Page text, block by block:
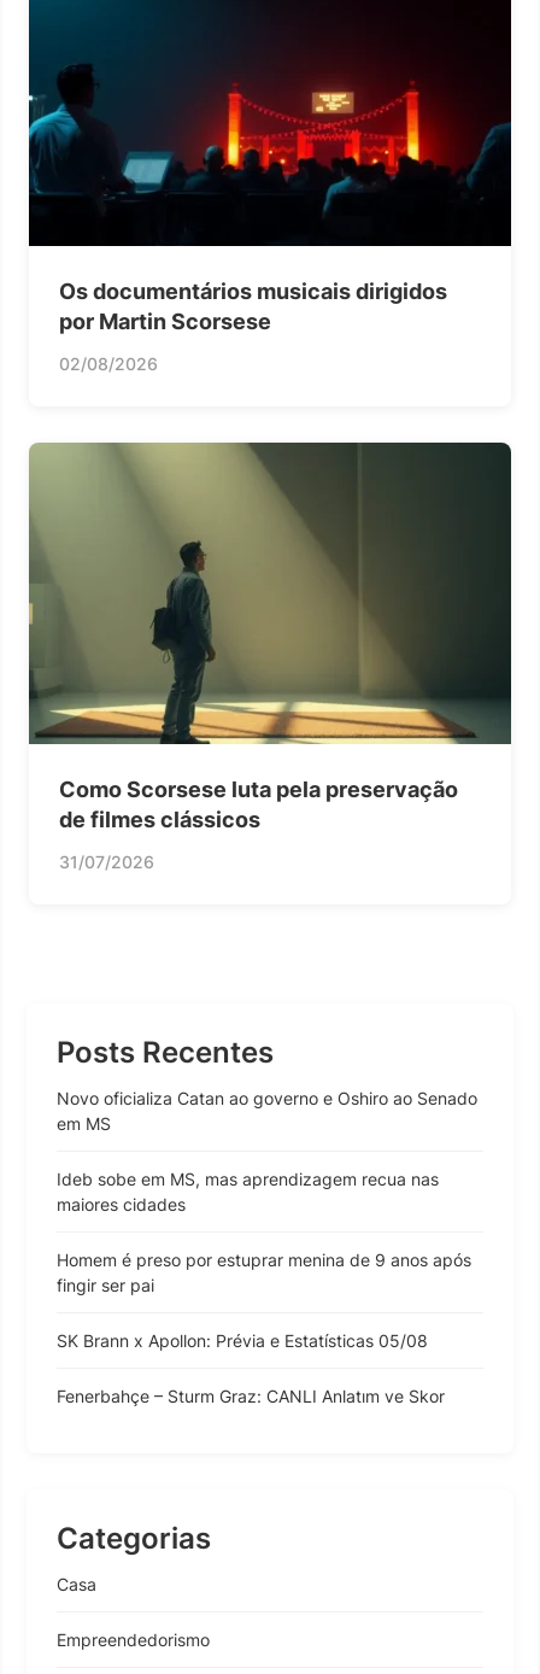
Os documentários musicais dirigidos
por Martin Scorsese
02/08/2026
Como Scorsese luta pela preservação
de filmes clássicos
31/07/2026
Posts Recentes
Novo oficializa Catan ao governo e Oshiro ao Senado
em MS
Ideb sobe em MS, mas aprendizagem recua nas
maiores cidades
Homem é preso por estuprar menina de 9 anos após
fingir ser pai
SK Brann x Apollon: Prévia e Estatísticas 05/08
Fenerbahçe – Sturm Graz: CANLI Anlatım ve Skor
Categorias
Casa
Empreendedorismo